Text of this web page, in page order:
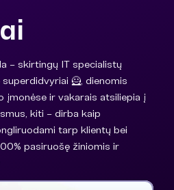
– skirtingų IT specialistų
🦸, dienomis
įmonėse ir vakarais atsiliepia į
kiti – dirba kaip
tarp klientų bei
pasiruošę žiniomis ir